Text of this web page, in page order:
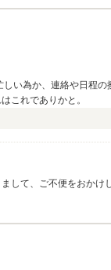
い為か、連絡や日程の
これでありかと。
して、ご不便をおかけ